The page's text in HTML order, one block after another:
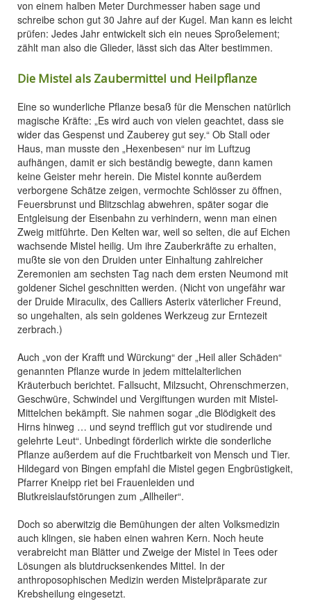
von einem halben Meter Durchmesser haben sage und
schreibe schon gut 30 Jahre auf der Kugel. Man kann es leicht
prüfen: Jedes Jahr entwickelt sich ein neues Sproßelement;
zählt man also die Glieder, lässt sich das Alter bestimmen.
Die Mistel als Zaubermittel und Heilpflanze
Eine so wunderliche Pflanze besaß für die Menschen natürlich
magische Kräfte: „Es wird auch von vielen geachtet, dass sie
wider das Gespenst und Zauberey gut sey.“ Ob Stall oder
Haus, man musste den „Hexenbesen“ nur im Luftzug
aufhängen, damit er sich beständig bewegte, dann kamen
keine Geister mehr herein. Die Mistel konnte außerdem
verborgene Schätze zeigen, vermochte Schlösser zu öffnen,
Feuersbrunst und Blitzschlag abwehren, später sogar die
Entgleisung der Eisenbahn zu verhindern, wenn man einen
Zweig mitführte. Den Kelten war, weil so selten, die auf Eichen
wachsende Mistel heilig. Um ihre Zauberkräfte zu erhalten,
mußte sie von den Druiden unter Einhaltung zahlreicher
Zeremonien am sechsten Tag nach dem ersten Neumond mit
goldener Sichel geschnitten werden. (Nicht von ungefähr war
der Druide Miraculix, des Calliers Asterix väterlicher Freund,
so ungehalten, als sein goldenes Werkzeug zur Erntezeit
zerbrach.)
Auch „von der Krafft und Würckung“ der „Heil aller Schäden“
genannten Pflanze wurde in jedem mittelalterlichen
Kräuterbuch berichtet. Fallsucht, Milzsucht, Ohrenschmerzen,
Geschwüre, Schwindel und Vergiftungen wurden mit Mistel-
Mittelchen bekämpft. Sie nahmen sogar „die Blödigkeit des
Hirns hinweg … und seynd trefflich gut vor studirende und
gelehrte Leut“. Unbedingt förderlich wirkte die sonderliche
Pflanze außerdem auf die Fruchtbarkeit von Mensch und Tier.
Hildegard von Bingen empfahl die Mistel gegen Engbrüstigkeit,
Pfarrer Kneipp riet bei Frauenleiden und
Blutkreislaufstörungen zum „Allheiler“.
Doch so aberwitzig die Bemühungen der alten Volksmedizin
auch klingen, sie haben einen wahren Kern. Noch heute
verabreicht man Blätter und Zweige der Mistel in Tees oder
Lösungen als blutdrucksenkendes Mittel. In der
anthroposophischen Medizin werden Mistelpräparate zur
Krebsheilung eingesetzt.